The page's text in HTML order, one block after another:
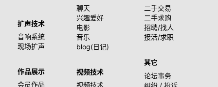
扩声技术
音响系统
现场扩声
作品展示
会员作品
聊天
兴趣爱好
电影
音乐
blog(日记)
视频技术
视频技术
二手交易
二手求购
招聘/找人
接活/求职
其它
论坛事务